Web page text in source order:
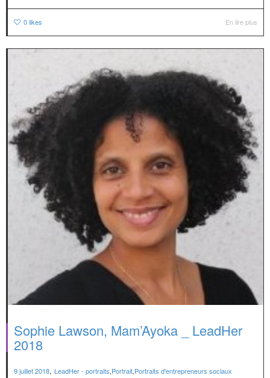
0likes En lire plus
Sophie Lawson, Mam’Ayoka _ LeadHer
2018
9 juillet 2018, LeadHer - portraits,Portrait,Portraits d'entrepreneurs sociaux